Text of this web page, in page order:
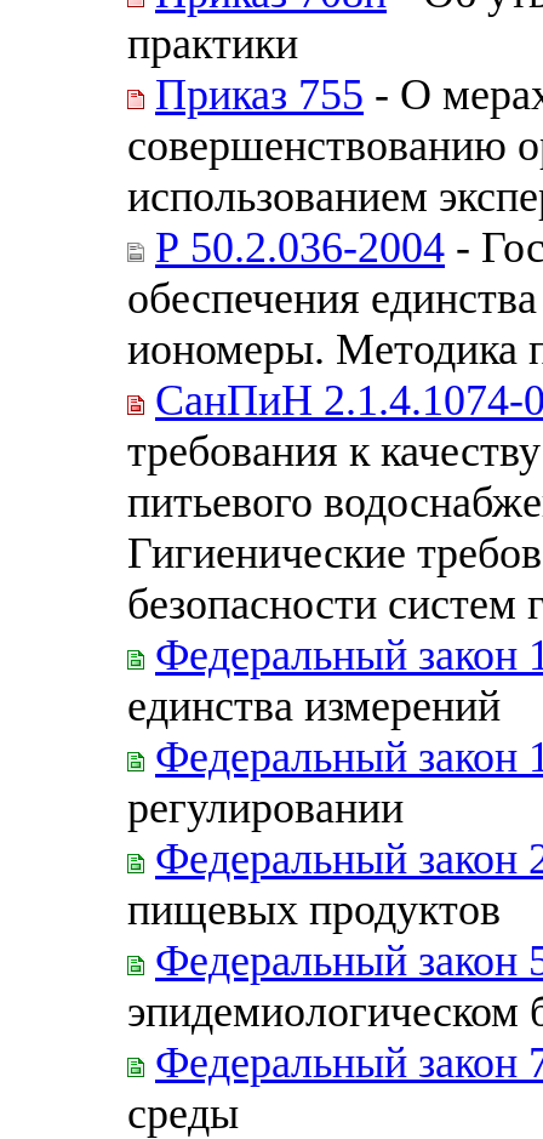
практики
Приказ 755 - О
совершенствованию
использованием
Р 50.2.036-2004 -
обеспечения
иономеры. Методика
СанПиН 2.1.4.1074-
требования к
питьевого
Гигиенические
безопасности систем
Федеральный закон
единства измерений
Федеральный закон
регулировании
Федеральный закон
пищевых продуктов
Федеральный закон
эпидемиологическом
Федеральный закон
среды